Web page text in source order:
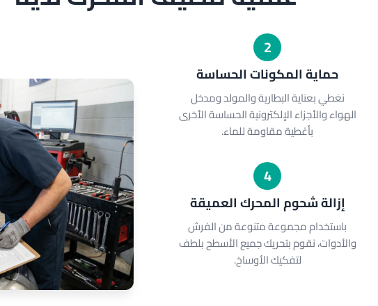
2
حماية المكونات الحساسة
نغطي بعناية البطارية والمولد ومدخل
الهواء والأجزاء الإلكترونية الحساسة الأخرى
بأغطية مقاومة للماء.
4
إزالة شحوم المحرك العميقة
باستخدام مجموعة متنوعة من الفرش
والأدوات، نقوم بتحريك جميع الأسطح بلطف
لتفكيك الأوساخ.